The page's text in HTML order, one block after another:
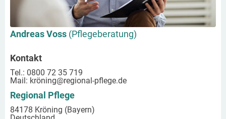
Andreas Voss (Pflegeberatung)
Kontakt
Tel.: 0800 72 35 719
Mail: kröning@regional-pflege.de
Regional Pflege
84178 Kröning (Bayern)